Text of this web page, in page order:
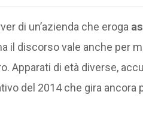
di un’azienda che eroga
il discorso vale anche per
Apparati di età diverse,
del 2014 che gira